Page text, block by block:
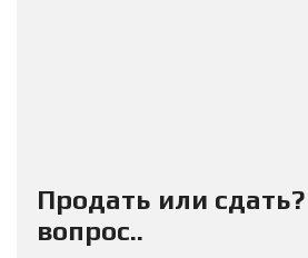
Продать или
вопрос..